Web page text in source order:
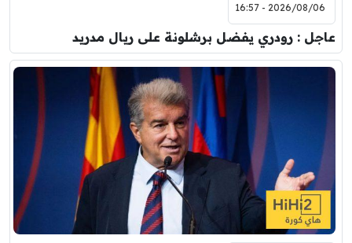
2026/08/06 - 16:57
عاجل : رودري يفضل برشلونة على ريال مدريد